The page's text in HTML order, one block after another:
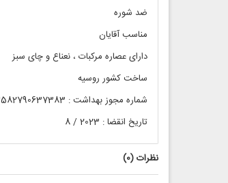
ضد شوره
مناسب آقایان
دارای عصاره مرکبات ، نعناع و چای سبز
ساخت کشور روسیه
شماره مجوز بهداشت : 9693582790637383
تاریخ انقضا : 2023 / 8
نظرات (0
)